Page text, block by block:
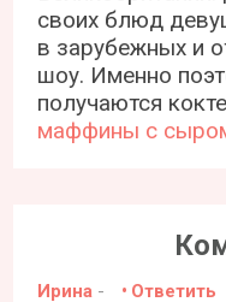
своих блюд
в зарубежных и
шоу. Именно
получаются
маффины с
Ирина - Ответить